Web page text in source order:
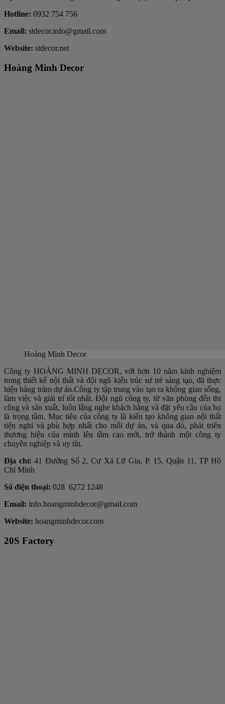
Hotline: 0932 754 756
Email: stdecor.info@gmail.com
Website: stdecor.net
Hoàng Minh Decor
Hoàng Minh Decor
Công ty HOÀNG MINH DECOR, với hơn 10 năm kinh nghiệm
trong thiết kế nội thất và đội ngũ kiến trúc sư trẻ sáng tạo, đã thực
hiện hàng trăm dự án.Công ty tập trung vào tạo ra không gian sống,
làm việc và giải trí tốt nhất. Đội ngũ công ty, từ văn phòng đến thi
công và sản xuất, luôn lắng nghe khách hàng và đặt yêu cầu của họ
là trọng tâm. Mục tiêu của công ty là kiến tạo không gian nội thất
tiện nghi và phù hợp nhất cho mỗi dự án, và qua đó, phát triển
thương hiệu của mình lên tầm cao mới, trở thành một công ty
chuyên nghiệp và uy tín.
Địa chỉ: 41 Đường Số 2, Cư Xá Lữ Gia, P. 15, Quận 11, TP Hồ
Chí Minh
Số điện thoại: 028 6272 1248
Email: info.hoangminhdecor@gmail.com
Website: hoangminhdecor.com
20S Factory